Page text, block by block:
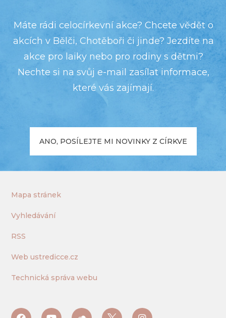
Máte rádi celocírkevní akce? Chcete vědět o
akcích v Bělči, Chotěboři či jinde? Jezdíte na
akce pro laiky nebo pro rodiny s dětmi?
Nechte si na svůj e-mail zasílat informace,
které vás zajímají.
ANO, POSÍLEJTE MI NOVINKY Z CÍRKVE
Mapa stránek
Vyhledávání
RSS
Web ustredicce.cz
Technická správa webu